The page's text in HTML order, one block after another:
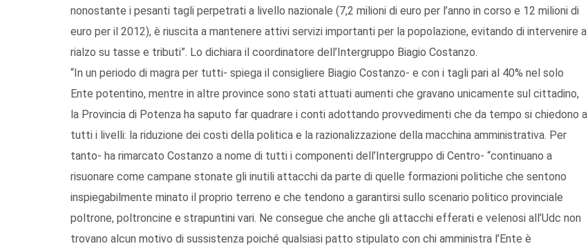
nonostante i pesanti tagli perpetrati a livello nazionale (7,2 milioni di euro per l’anno in corso e 12 milioni di
euro per il 2012), è riuscita a mantenere attivi servizi importanti per la popolazione, evitando di intervenire a
rialzo su tasse e tributi”. Lo dichiara il coordinatore dell’Intergruppo Biagio Costanzo.
“In un periodo di magra per tutti- spiega il consigliere Biagio Costanzo- e con i tagli pari al 40% nel solo
Ente potentino, mentre in altre province sono stati attuati aumenti che gravano unicamente sul cittadino,
la Provincia di Potenza ha saputo far quadrare i conti adottando provvedimenti che da tempo si chiedono a
tutti i livelli: la riduzione dei costi della politica e la razionalizzazione della macchina amministrativa. Per
tanto- ha rimarcato Costanzo a nome di tutti i componenti dell’Intergruppo di Centro- “continuano a
risuonare come campane stonate gli inutili attacchi da parte di quelle formazioni politiche che sentono
inspiegabilmente minato il proprio terreno e che tendono a garantirsi sullo scenario politico provinciale
poltrone, poltroncine e strapuntini vari. Ne consegue che anche gli attacchi efferati e velenosi all’Udc non
trovano alcun motivo di sussistenza poiché qualsiasi patto stipulato con chi amministra l’Ente è